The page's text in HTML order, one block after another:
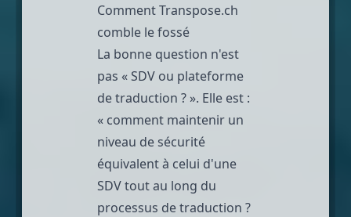
Comment Transpose.ch
comble le fossé
La bonne question n'est
pas « SDV ou plateforme
de traduction ? ». Elle est :
« comment maintenir un
niveau de sécurité
équivalent à celui d'une
SDV tout au long du
processus de traduction ?